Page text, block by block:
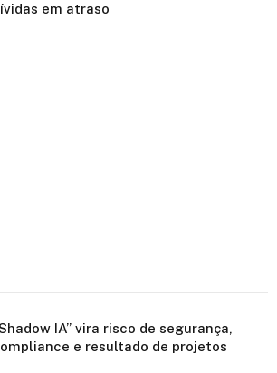
em atraso
IA” vira risco de segurança,
e resultado de projetos